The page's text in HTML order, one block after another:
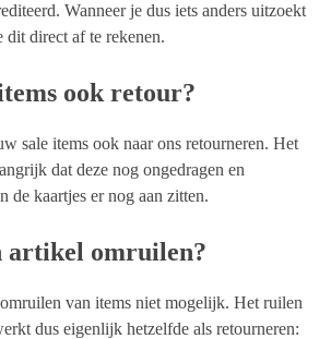
Wanneer je dus iets anders uitzoekt
direct af te rekenen.
ook retour?
sale items ook naar ons retourneren. Het
dat deze nog ongedragen en
de kaartjes er nog aan zitten.
omruilen?
van items niet mogelijk. Het ruilen
dus eigenlijk hetzelfde als retourneren: